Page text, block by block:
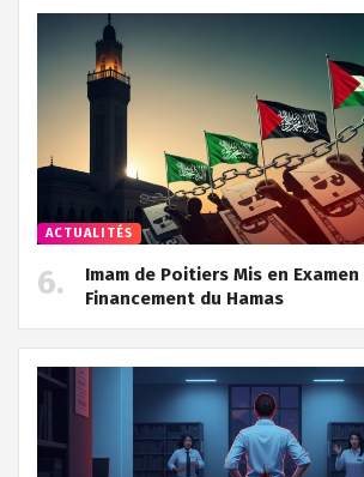
ACTUALITÉS
Imam de Poitiers Mis en
Financement du Hamas